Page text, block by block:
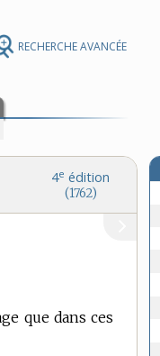
RECHERCHE AVANCÉE
4e édition
(1762)
que dans ces